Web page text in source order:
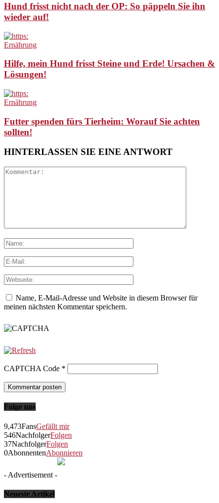
Hund frisst nicht nach der OP: So päppeln Sie ihn
wieder auf!
Ernährung
Hilfe, mein Hund frisst Steine und Erde! Ursachen &
Lösungen!
Ernährung
Futter spenden fürs Tierheim: Worauf Sie achten
sollten!
HINTERLASSEN SIE EINE ANTWORT
Name, E-Mail-Adresse und Website in diesem Browser für
meinen nächsten Kommentar speichern.
CAPTCHA Code *
Folge uns
9,473FansGefällt mir
546NachfolgerFolgen
37NachfolgerFolgen
0AbonnentenAbonnieren
- Advertisement -
Neueste Artikel